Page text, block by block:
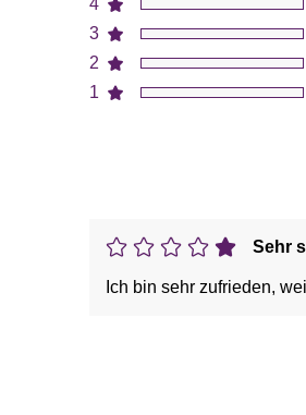
4
3
2
1
Sehr
Ich bin sehr zufrieden,